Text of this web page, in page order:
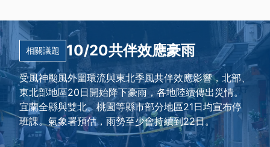
相關議題 10/20共伴效應豪雨
受風神颱風外圍環流與東北季風共伴效應影響，北部、
東北部地區20日開始降下豪雨，各地陸續傳出災情。
宜蘭全縣與雙北、桃園等縣市部分地區21日均宣布停
班課。氣象署預估，雨勢至少會持續到22日。